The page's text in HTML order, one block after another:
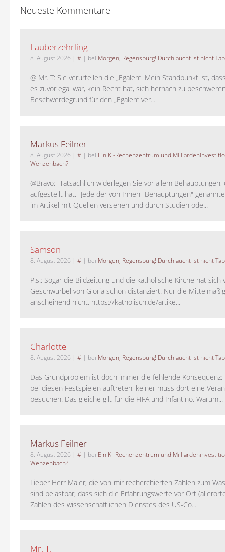
Neueste Kommentare
Lauberzehrling
8. August 2026 | # | bei Morgen, Regensburg! Durchlaucht ist nicht
@ Mr. T: Sie verurteilen die „Egalen“. Mein Standpunkt ist,
es zuvor egal war, kein Recht hat, sich hernach zu
Beschwerdegrund für den „Egalen“ ver...
Markus Feilner
8. August 2026 | # | bei Ein KI-Rechenzentrum und
Wenzenbach?
@Bravo: "Tatsächlich widerlegen Sie vor allem
aufgestellt hat." Jede der von Ihnen "Behauptungen"
im Artikel mit Quellen versehen und durch Studien ode...
Samson
8. August 2026 | # | bei Morgen, Regensburg! Durchlaucht ist nicht
P.s.: Sogar die Bildzeitung und die katholische Kirche hat sich
Geschwurbel von Gloria schon distanziert. Nur die
anscheinend nicht. https://katholisch.de/artike...
Charlotte
8. August 2026 | # | bei Morgen, Regensburg! Durchlaucht ist nicht
Das Grundproblem ist doch immer die fehlende
bei diesen Festspielen auftreten, keiner muss dort eine
besuchen. Das gleiche gilt für die FIFA und Infantino. Warum...
Markus Feilner
8. August 2026 | # | bei Ein KI-Rechenzentrum und
Wenzenbach?
Lieber Herr Maler, die von mir recherchierten Zahlen zum
sind belastbar, dass sich die Erfahrungswerte vor Ort
Zahlen des wissenschaftlichen Dienstes des US-Co...
Mr. T.